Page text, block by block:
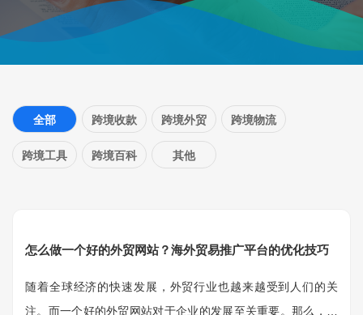
全部 跨境收款 跨境外贸 跨境物流
跨境工具 跨境百科 其他
怎么做一个好的外贸网站？海外贸易推广平台的优化技巧
随着全球经济的快速发展，外贸行业也越来越受到人们的关
注。而一个好的外贸网站对于企业的发展至关重要。那么，如